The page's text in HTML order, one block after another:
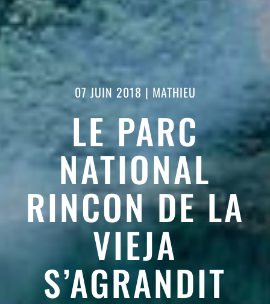
07 JUIN 2018 | MATHIEU
LE PARC
NATIONAL
RINCON DE LA
VIEJA
S’AGRANDIT